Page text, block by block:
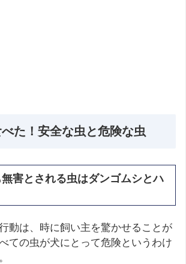
た！安全な虫と危険な虫
害とされる虫はダンゴムシとハ
動は、時に飼い主を驚かせることが
ての虫が犬にとって危険というわけ